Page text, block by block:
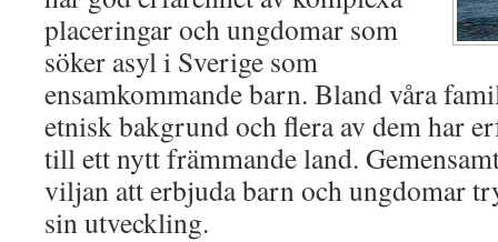
placeringar och ungdomar som
söker asyl i Sverige som
ensamkommande barn. Bland våra
etnisk bakgrund och flera av dem har
till ett nytt främmande land.
viljan att erbjuda barn och ungdomar
sin utveckling.